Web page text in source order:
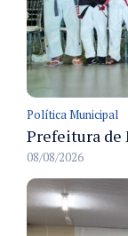
Política Municipal
08/08/2026